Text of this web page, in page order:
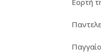
Εορτή